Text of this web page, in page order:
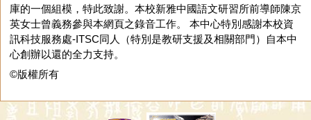
庫的一個組模，特此致謝。本校新雅中國語文研習所前導師陳京
英女士曾義務參與本網頁之錄音工作。 本中心特別感謝本校資
訊科技服務處-ITSC同人（特別是教研支援及相關部門）自本中
心創辦以還的全力支持。
©版權所有